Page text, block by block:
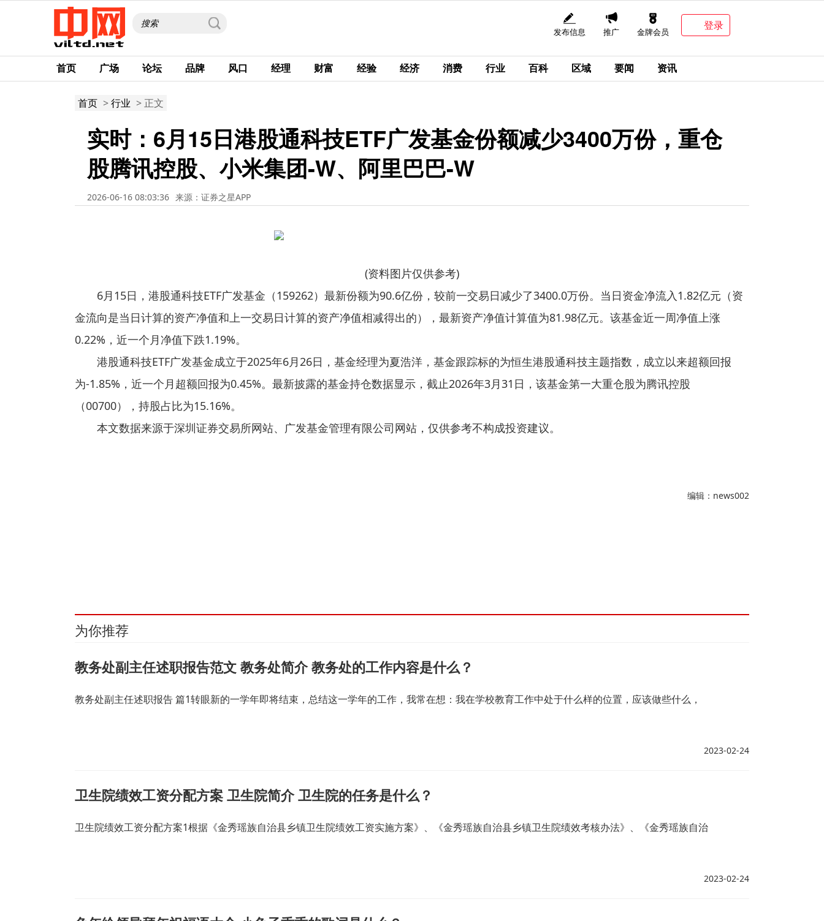
发布信息 推广 金牌会员
登录
首页 广场 论坛 品牌 风口 经理 财富 经验 经济 消费 行业 百科 区域 要闻 资讯
首页 >行业 > 正文
实时：6月15日港股通科技ETF广发基金份额减少3400万份，重仓
股腾讯控股、小米集团-W、阿里巴巴-W
2026-06-16 08:03:36 来源：证券之星APP
(资料图片仅供参考)
6月15日，港股通科技ETF广发基金（159262）最新份额为90.6亿份，较前一交易日减少了3400.0万份。当日资金净流入1.82亿元（资
金流向是当日计算的资产净值和上一交易日计算的资产净值相减得出的），最新资产净值计算值为81.98亿元。该基金近一周净值上涨
0.22%，近一个月净值下跌1.19%。
港股通科技ETF广发基金成立于2025年6月26日，基金经理为夏浩洋，基金跟踪标的为恒生港股通科技主题指数，成立以来超额回报
为-1.85%，近一个月超额回报为0.45%。最新披露的基金持仓数据显示，截止2026年3月31日，该基金第一大重仓股为腾讯控股
（00700），持股占比为15.16%。
本文数据来源于深圳证券交易所网站、广发基金管理有限公司网站，仅供参考不构成投资建议。
编辑：news002
为你推荐
教务处副主任述职报告范文 教务处简介 教务处的工作内容是什么？
教务处副主任述职报告 篇1转眼新的一学年即将结束，总结这一学年的工作，我常在想：我在学校教育工作中处于什么样的位置，应该做些什么，
2023-02-24
卫生院绩效工资分配方案 卫生院简介 卫生院的任务是什么？
卫生院绩效工资分配方案1根据《金秀瑶族自治县乡镇卫生院绩效工资实施方案》、《金秀瑶族自治县乡镇卫生院绩效考核办法》、《金秀瑶族自治
2023-02-24